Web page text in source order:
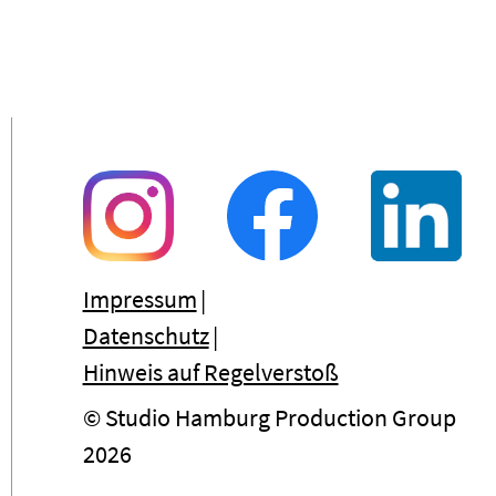
Impressum
Datenschutz
Hinweis auf Regelverstoß
© Studio Hamburg Production Group
2026